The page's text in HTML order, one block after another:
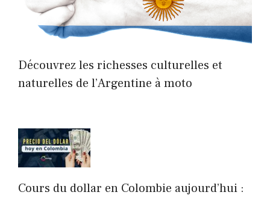
Découvrez les richesses culturelles et
naturelles de l’Argentine à moto
Cours du dollar en Colombie aujourd’hui :